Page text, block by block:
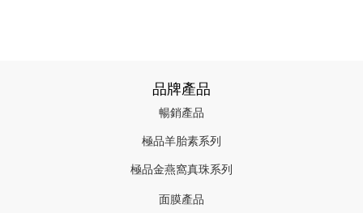
品牌產品
暢銷產品
極品羊胎素系列
極品金燕窩真珠系列
面膜產品